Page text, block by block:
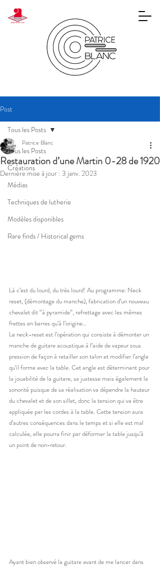
Post
Tous les Posts
Créations
Médias
Techniques de lutherie
Modèles disponibles
Rare finds / Historical gems
Tous les Posts
Restauration d’une Martin 0-28 de 1920
Patrice Blanc
Dernière mise à jour : 3 janv. 2023
Là c’est du lourd, du très lourd! Au programme: Neck
reset, (démontage du manche), fabrication d’un nouveau
chevalet dit “à pyramide”, refrettage avec les mêmes
frettes en barres qu’à l’origine…
Le neck-reset est l’opération qui consiste à démonter un
manche de guitare acoustique à l’aide de vapeur sous
pression de façon à retailler son talon et modifier l’angle
qu’il forme avec la table. Cet angle est déterminant pour
la jouabilité de la guitare, sa justesse mais également la
sonorité puisque de sa réalisation va dépendre la hauteur
du chevalet et de son sillet, donc la tension qui va être
appliquée par les cordes à la table. Cette tension aura
d’autres conséquences dans le temps et si elle est mal
calculée, elle pourra finir par déformer la table jusqu’à
un point de non-retour.
Ayant bien observé la guitare avant de me lancer dans